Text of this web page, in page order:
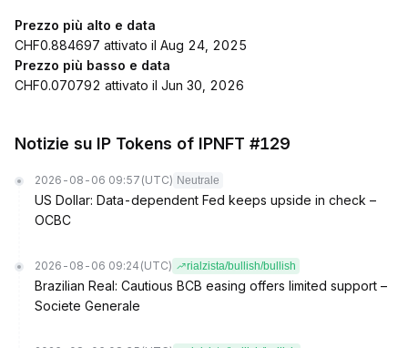
Prezzo più alto e data
CHF0.884697 attivato il Aug 24, 2025
Prezzo più basso e data
CHF0.070792 attivato il Jun 30, 2026
Notizie su IP Tokens of IPNFT #129
2026-08-06 09:57 (UTC) Neutrale
US Dollar: Data-dependent Fed keeps upside in check –
OCBC
2026-08-06 09:24 (UTC) rialzista/bullish/bullish
Brazilian Real: Cautious BCB easing offers limited support –
Societe Generale